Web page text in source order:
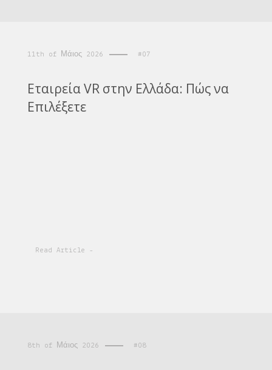
11th of Μάιος 2026 #07
Εταιρεία VR στην Ελλάδα: Πώς να
Επιλέξετε
Read Article -
8th of Μάιος 2026 #08